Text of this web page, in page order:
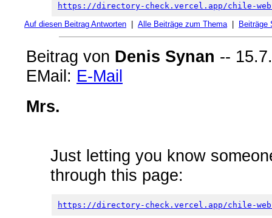
https://directory-check.vercel.app/chile-
Auf diesen Beitrag Antworten Alle Beiträge zum Thema| Beiträge
Beitrag von Denis Synan --
EMail: E-Mail
Mrs.
Just letting you know
through this page:
https://directory-check.vercel.app/chile-